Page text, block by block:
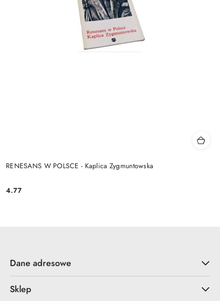
RENESANS W POLSCE - Kaplica Zygmuntowska
Cena:
4.77
Dane adresowe
Sklep